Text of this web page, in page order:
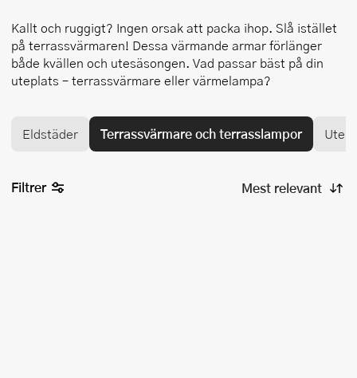
Kallt och ruggigt? Ingen orsak att packa ihop. Slå istället
på terrassvärmaren! Dessa värmande armar förlänger
både kvällen och utesäsongen. Vad passar bäst på din
uteplats – terrassvärmare eller värmelampa?
Eldstäder Terrassvärmare och terrasslampor
Filtrer